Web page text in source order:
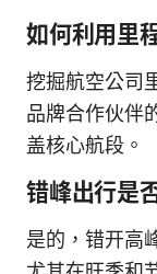
如何利用里
挖掘航空公司
品牌合作伙伴
盖核心航段。
错峰出行是
是的，错开高